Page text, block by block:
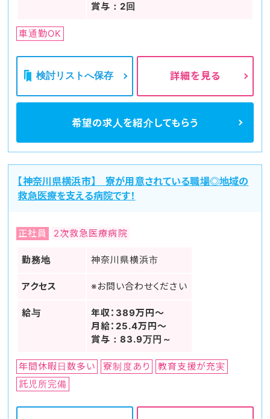
新横浜駅、鶴見駅、東神奈川駅、戸塚駅、桜木町駅、中山
駅、青葉台駅などがあります。また、鉄道は東海道本線、横須
線、目黒線、田園都市線、みなとみらい線。横浜市営地下鉄
ブルーラインなどが利用可能となっています。
ヤクマッチ看護師では、ご希望に最も近い職場を提案致します
ので、お気軽にご相談ください！
賞与：2回
車通勤OK
検討リストへ保存 詳細を見る
希望の求人を紹介してもらう
【神奈川県横浜市】 寮が用意されている職場◎地域の
救急医療を支える病院です！
正社員 2次救急医療病院
勤務地 神奈川県横浜市
アクセス ※お問い合わせください
給与
年収：389万円～
月給：25.4万円～
賞与：83.9万円～
年間休暇日数多い 寮制度あり
教育支援が充実
託児所完備